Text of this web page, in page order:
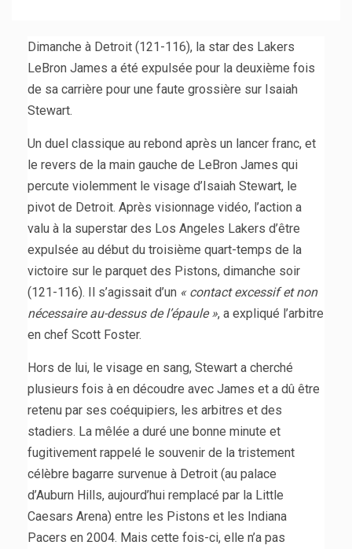
Dimanche à Detroit (121-116), la star des Lakers
LeBron James a été expulsée pour la deuxième fois
de sa carrière pour une faute grossière sur Isaiah
Stewart.
Un duel classique au rebond après un lancer franc, et
le revers de la main gauche de LeBron James qui
percute violemment le visage d’Isaiah Stewart, le
pivot de Detroit. Après visionnage vidéo, l’action a
valu à la superstar des Los Angeles Lakers d’être
expulsée au début du troisième quart-temps de la
victoire sur le parquet des Pistons, dimanche soir
(121-116). Il s’agissait d’un « contact excessif et non
nécessaire au-dessus de l’épaule », a expliqué l’arbitre
en chef Scott Foster.
Hors de lui, le visage en sang, Stewart a cherché
plusieurs fois à en découdre avec James et a dû être
retenu par ses coéquipiers, les arbitres et des
stadiers. La mêlée a duré une bonne minute et
fugitivement rappelé le souvenir de la tristement
célèbre bagarre survenue à Detroit (au palace
d’Auburn Hills, aujourd’hui remplacé par la Little
Caesars Arena) entre les Pistons et les Indiana
Pacers en 2004. Mais cette fois-ci, elle n’a pas